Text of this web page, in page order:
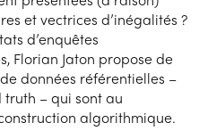
et vectrices d’inégalités ?
d’enquêtes
Florian Jaton propose de
données référentielles –
– qui sont au
algorithmique.